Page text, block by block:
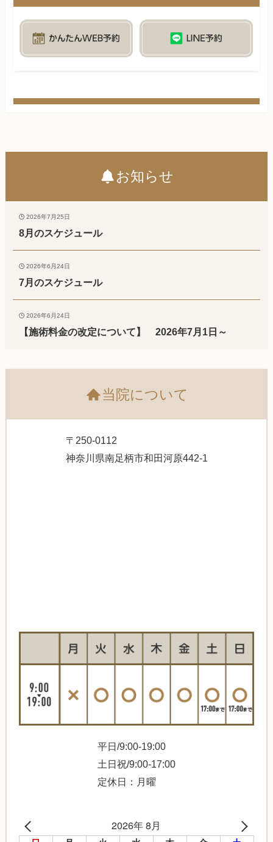
お知らせ
2026年7月25日
8月のスケジュール
2026年6月24日
7月のスケジュール
2026年6月24日
【施術料金の改定について】 2026年7月1日～
当院について
〒250-0112
神奈川県南足柄市和田河原442-1
平日/9:00-19:00
土日祝/9:00-17:00
定休日：月曜
2026年 8月